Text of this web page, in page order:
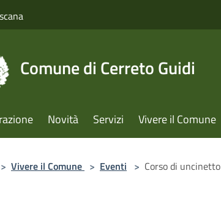
Comune di Cerreto Guidi
Novità Servizi Vivere il Comune
> Vivere il Comune > Eventi > Corso di uncinetto